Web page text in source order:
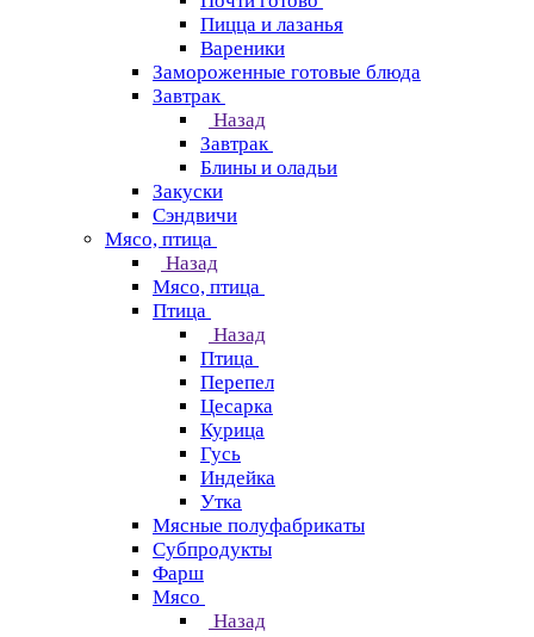
Пицца и лазанья
Вареники
Замороженные готовые блюда
Завтрак
Назад
Завтрак
Блины и оладьи
Закуски
Сэндвичи
Мясо, птица
Назад
Мясо, птица
Птица
Назад
Птица
Перепел
Цесарка
Курица
Гусь
Индейка
Утка
Мясные полуфабрикаты
Субпродукты
Фарш
Мясо
Назад